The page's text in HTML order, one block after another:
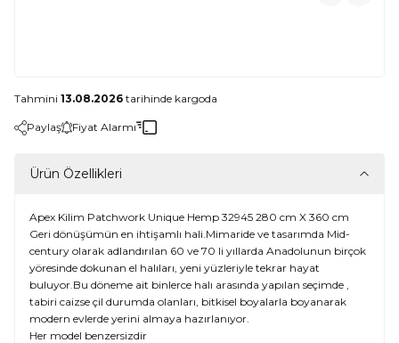
Tahmini 13.08.2026 tarihinde kargoda
Paylaş Fiyat Alarmı
Ürün Özellikleri
Apex Kilim Patchwork Unique Hemp 32945 280 cm X 360 cm
Geri dönüşümün en ihtişamlı hali.Mimaride ve tasarımda Mid-
century olarak adlandırılan 60 ve 70 li yıllarda Anadolunun birçok
yöresinde dokunan el halıları, yeni yüzleriyle tekrar hayat
buluyor.Bu döneme ait binlerce halı arasında yapılan seçimde ,
tabiri caizse çil durumda olanları, bitkisel boyalarla boyanarak
modern evlerde yerini almaya hazırlanıyor.
Her model benzersizdir